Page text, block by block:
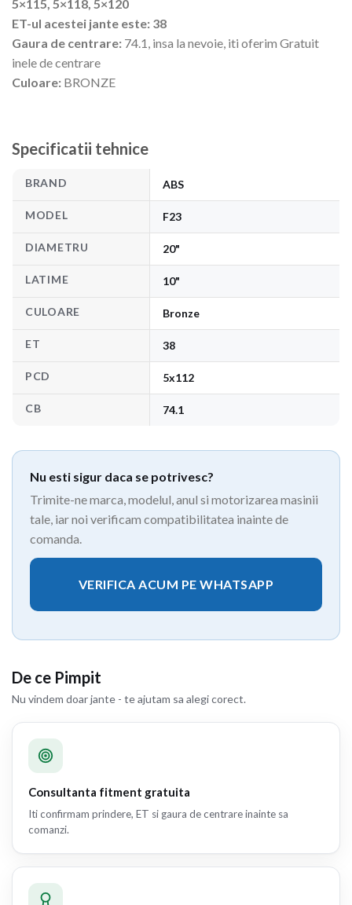
5×115, 5×118, 5×120
ET-ul acestei jante este: 38
Gaura de centrare: 74.1, insa la nevoie, iti oferim Gratuit
inele de centrare
Culoare: BRONZE
Specificatii tehnice
BRAND ABS
MODEL F23
DIAMETRU 20"
LATIME 10"
CULOARE Bronze
ET 38
PCD 5x112
CB 74.1
Nu esti sigur daca se potrivesc?
Trimite-ne marca, modelul, anul si motorizarea masinii
tale, iar noi verificam compatibilitatea inainte de
comanda.
VERIFICA ACUM PE WHATSAPP
De ce Pimpit
Nu vindem doar jante - te ajutam sa alegi corect.
Consultanta fitment gratuita
Iti confirmam prindere, ET si gaura de centrare inainte sa
comanzi.